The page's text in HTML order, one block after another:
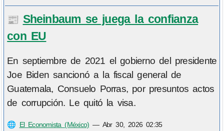
📰 Sheinbaum se juega la confianza
con EU
En septiembre de 2021 el gobierno del presidente
Joe Biden sancionó a la fiscal general de
Guatemala, Consuelo Porras, por presuntos actos
de corrupción. Le quitó la visa.
🌐 El Economista (México) — Abr 30, 2026 02:35